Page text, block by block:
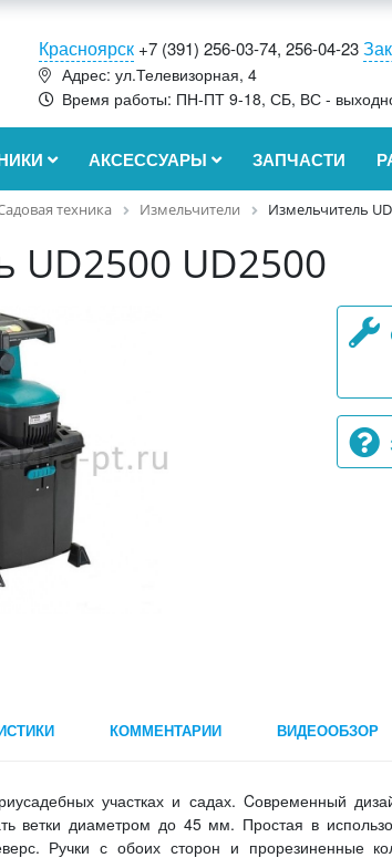
Красноярск +7 (391) 256-03-74, 256-04-23
Адрес: ул.Телевизорная, 4
Время работы: ПН-ПТ 9-18, СБ, ВС -
АКСЕССУАРЫ ЗАПЧАСТИ
техника Измельчители Измельчитель
UD2500 UD2500
КОММЕНТАРИИ ВИДЕООБЗОР
участках и садах. Cовременный
ветки диаметром до 45 мм. Простая в
Ручки с обоих сторон и прорезиненные